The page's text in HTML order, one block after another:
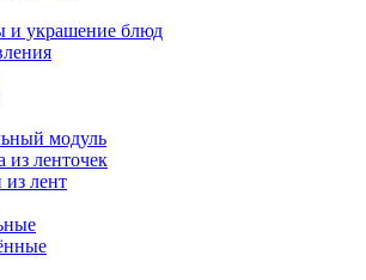
и украшение блюд
модуль
из ленточек
из лент